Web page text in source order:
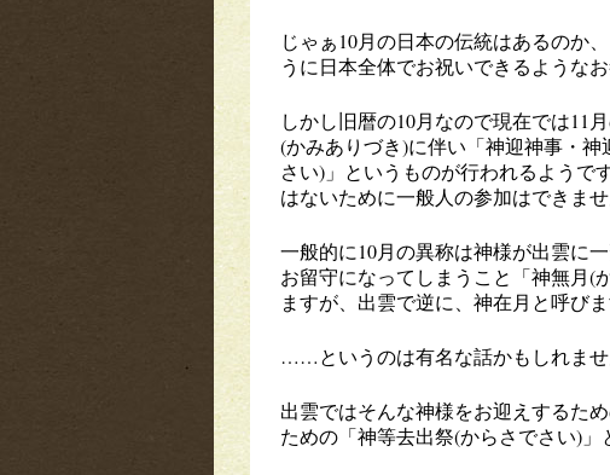
じゃぁ10月の日本の伝統はあるのか
うに日本全体でお祝いできるような
しかし旧暦の10月なので現在では11
(かみありづき)に伴い「神迎神事・
さい)」というものが行われるようで
はないために一般人の参加はできませ
一般的に10月の異称は神様が出雲に
お留守になってしまうこと「神無月(
ますが、出雲で逆に、神在月と呼びま
……というのは有名な話かもしれませ
出雲ではそんな神様をお迎えするた
ための「神等去出祭(からさでさい)」